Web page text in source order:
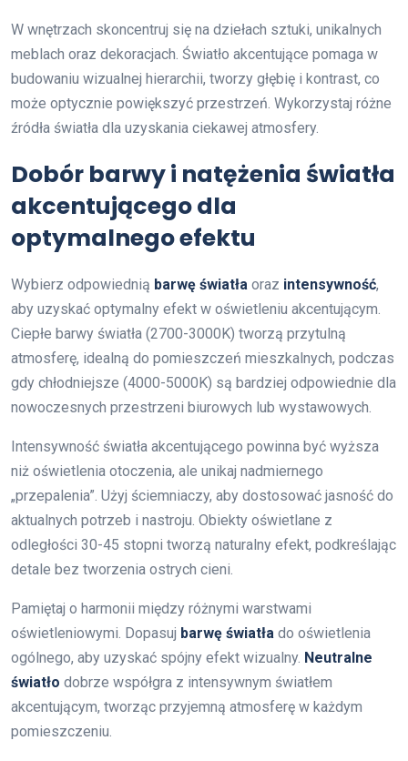
W wnętrzach skoncentruj się na dziełach sztuki, unikalnych
meblach oraz dekoracjach. Światło akcentujące pomaga w
budowaniu wizualnej hierarchii, tworzy głębię i kontrast, co
może optycznie powiększyć przestrzeń. Wykorzystaj różne
źródła światła dla uzyskania ciekawej atmosfery.
Dobór barwy i natężenia światła
akcentującego dla
optymalnego efektu
Wybierz odpowiednią barwę światła oraz intensywność,
aby uzyskać optymalny efekt w oświetleniu akcentującym.
Ciepłe barwy światła (2700-3000K) tworzą przytulną
atmosferę, idealną do pomieszczeń mieszkalnych, podczas
gdy chłodniejsze (4000-5000K) są bardziej odpowiednie dla
nowoczesnych przestrzeni biurowych lub wystawowych.
Intensywność światła akcentującego powinna być wyższa
niż oświetlenia otoczenia, ale unikaj nadmiernego
„przepalenia”. Użyj ściemniaczy, aby dostosować jasność do
aktualnych potrzeb i nastroju. Obiekty oświetlane z
odległości 30-45 stopni tworzą naturalny efekt, podkreślając
detale bez tworzenia ostrych cieni.
Pamiętaj o harmonii między różnymi warstwami
oświetleniowymi. Dopasuj barwę światła do oświetlenia
ogólnego, aby uzyskać spójny efekt wizualny. Neutralne
światło dobrze współgra z intensywnym światłem
akcentującym, tworząc przyjemną atmosferę w każdym
pomieszczeniu.